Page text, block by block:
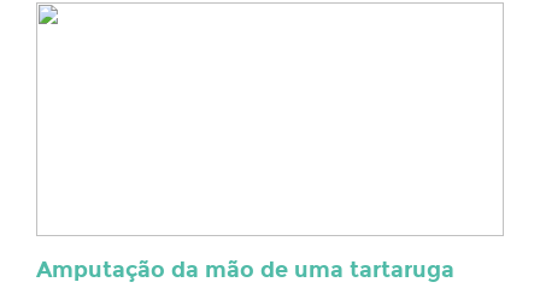
Amputação da mão de uma tartaruga